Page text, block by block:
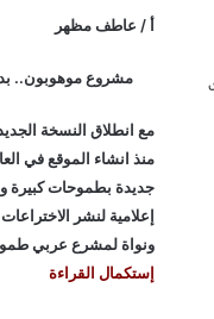
أ / عاطف مظهر
مشروع موهوبون..
مع انطلاق النسخة
جديدة بطموحات كبيرة
إعلامية لنشر
ونواة لمشرع عربي
إستكمال القراءة